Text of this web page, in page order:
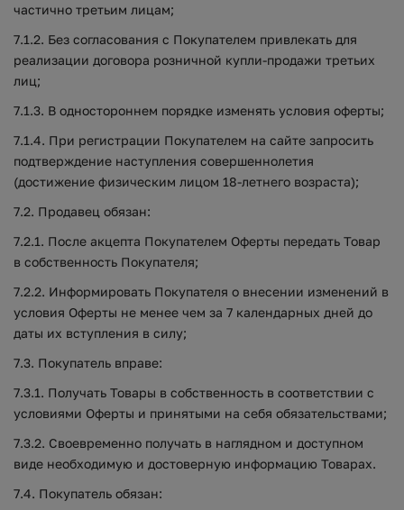
частично третьим лицам;
7.1.2. Без согласования с Покупателем привлекать для
реализации договора розничной купли-продажи третьих
лиц;
7.1.3. В одностороннем порядке изменять условия оферты;
7.1.4. При регистрации Покупателем на сайте запросить
подтверждение наступления совершеннолетия
(достижение физическим лицом 18-летнего возраста);
7.2. Продавец обязан:
7.2.1. После акцепта Покупателем Оферты передать Товар
в собственность Покупателя;
7.2.2. Информировать Покупателя о внесении изменений в
условия Оферты не менее чем за 7 календарных дней до
даты их вступления в силу;
7.3. Покупатель вправе:
7.3.1. Получать Товары в собственность в соответствии с
условиями Оферты и принятыми на себя обязательствами;
7.3.2. Своевременно получать в наглядном и доступном
виде необходимую и достоверную информацию Товарах.
7.4. Покупатель обязан: